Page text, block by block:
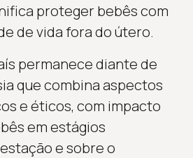
proteger bebês com
de vida fora do útero.
permanece diante de
que combina aspectos
e éticos, com impacto
em estágios
e sobre o